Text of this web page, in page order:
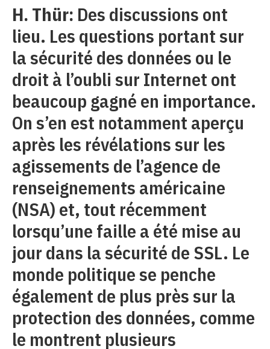
H. Thür: Des discussions ont
lieu. Les questions portant sur
la sécurité des données ou le
droit à l’oubli sur Internet ont
beaucoup gagné en importance.
On s’en est notamment aperçu
après les révélations sur les
agissements de l’agence de
renseignements américaine
(NSA) et, tout récemment
lorsqu’une faille a été mise au
jour dans la sécurité de SSL. Le
monde politique se penche
également de plus près sur la
protection des données, comme
le montrent plusieurs